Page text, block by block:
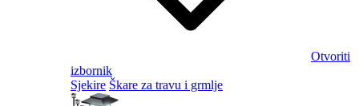
Otvoriti
izbornik
Sjekire Škare za travu i grmlje